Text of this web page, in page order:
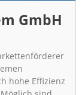
GmbH
hohe Effizienz